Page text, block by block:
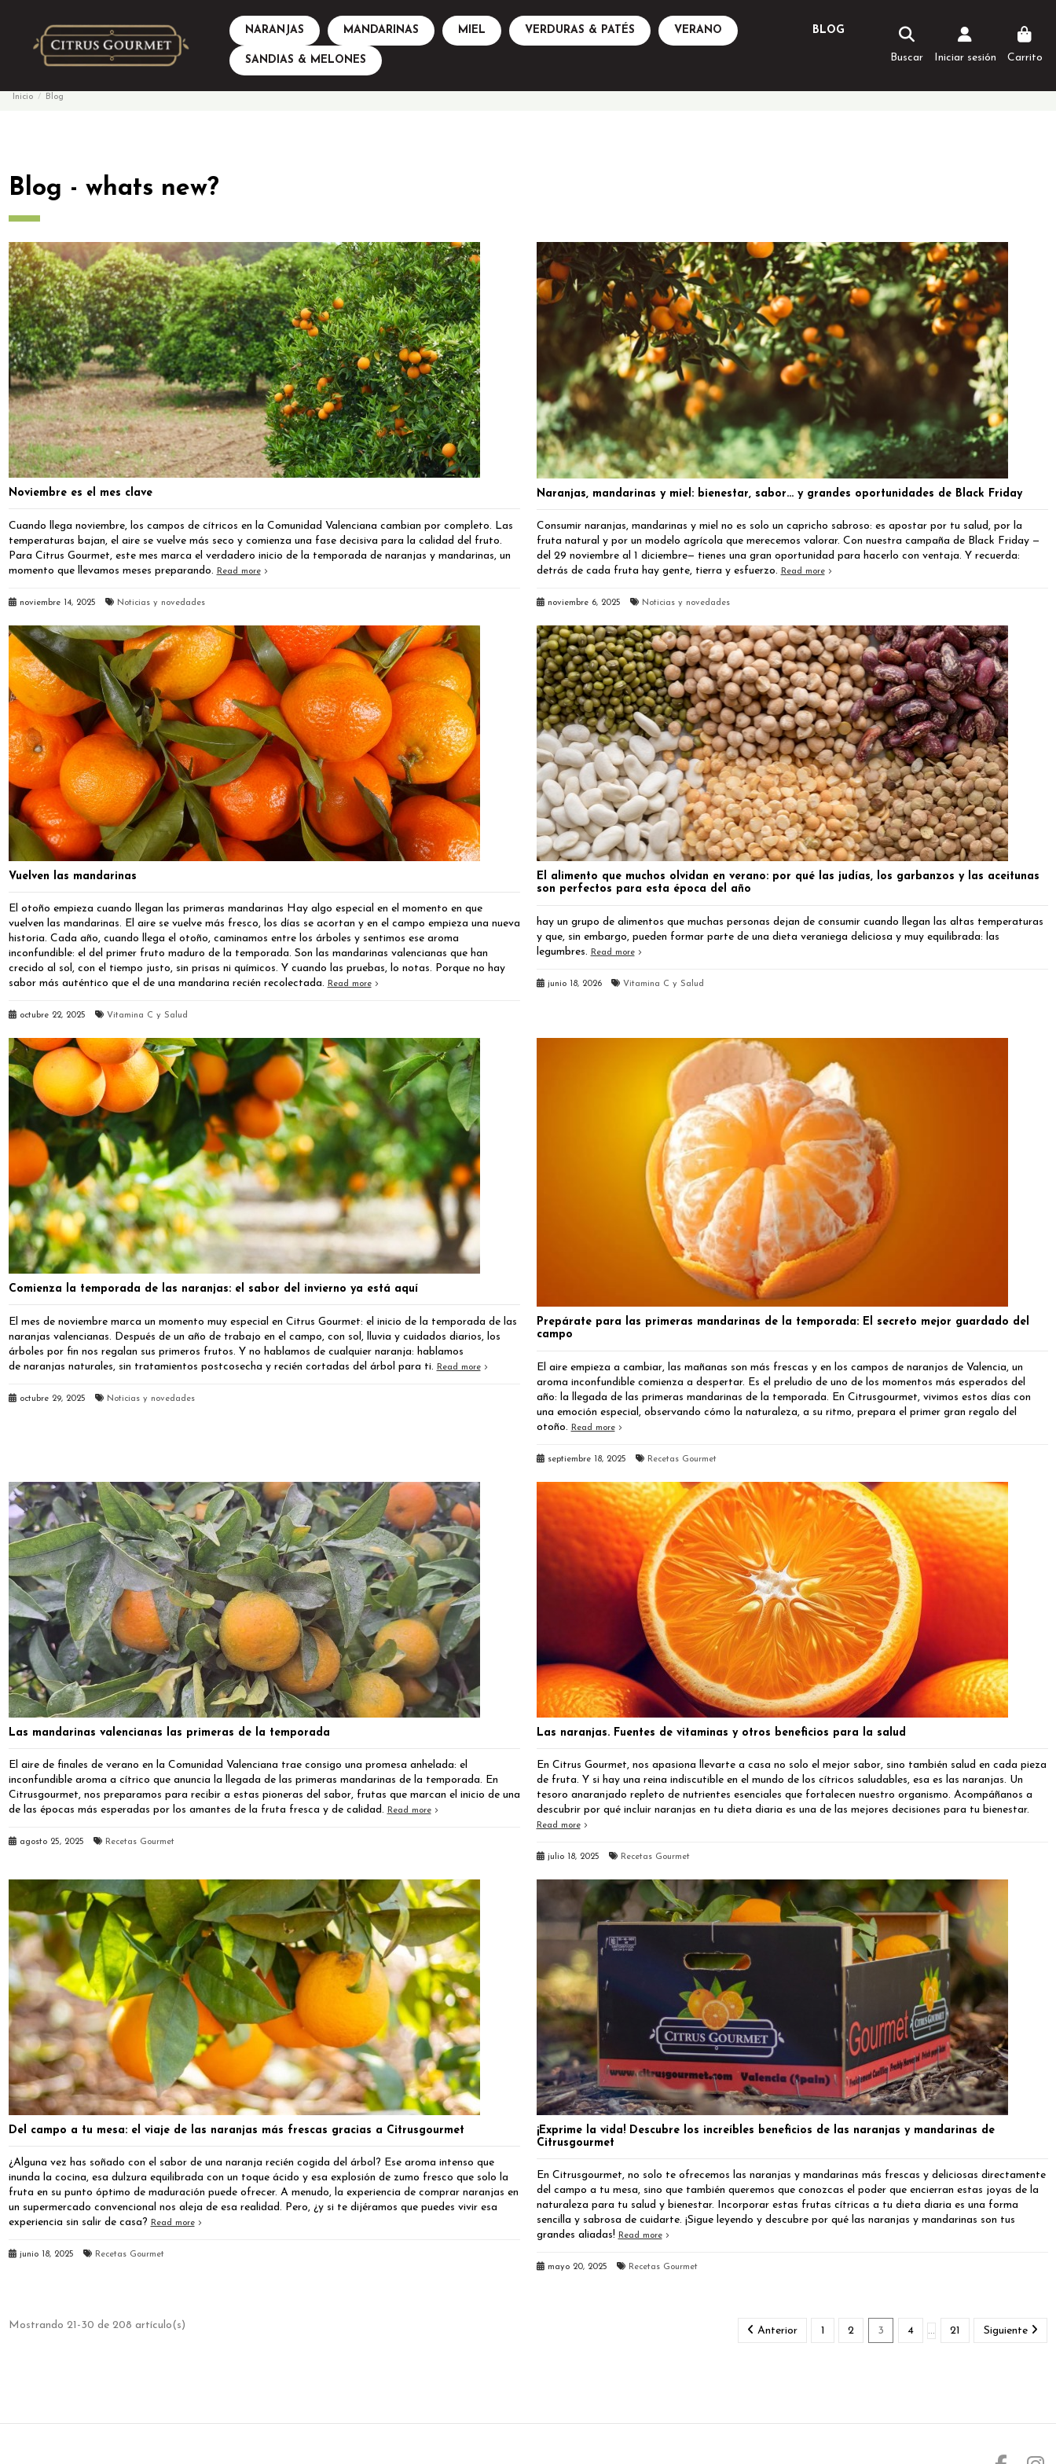
NARANJAS MANDARINAS MIEL BLOG
VERDURAS & PATÉS VERANO
SANDIAS & MELONES Buscar Iniciar sesión Carrito
Inicio Blog
Blog - whats new?
Noviembre es el mes clave
Cuando llega noviembre, los campos de cítricos en la Comunidad Valenciana cambian por completo. Las
temperaturas bajan, el aire se vuelve más seco y comienza una fase decisiva para la calidad del fruto.
Para Citrus Gourmet, este mes marca el verdadero inicio de la temporada de naranjas y mandarinas, un
momento que llevamos meses preparando.
Read more
noviembre 14, 2025 Noticias y novedades
Naranjas, mandarinas y miel: bienestar, sabor… y grandes oportunidades de Black Friday
Consumir naranjas, mandarinas y miel no es solo un capricho sabroso: es apostar por tu salud, por la
fruta natural y por un modelo agrícola que merecemos valorar. Con nuestra campaña de Black Friday —
del 29 noviembre al 1 diciembre— tienes una gran oportunidad para hacerlo con ventaja. Y recuerda:
detrás de cada fruta hay gente, tierra y esfuerzo.
Read more
noviembre 6, 2025 Noticias y novedades
Vuelven las mandarinas
El otoño empieza cuando llegan las primeras mandarinas Hay algo especial en el momento en que
vuelven las mandarinas. El aire se vuelve más fresco, los días se acortan y en el campo empieza una nueva
historia. Cada año, cuando llega el otoño, caminamos entre los árboles y sentimos ese aroma
inconfundible: el del primer fruto maduro de la temporada. Son las mandarinas valencianas que han
crecido al sol, con el tiempo justo, sin prisas ni químicos. Y cuando las pruebas, lo notas. Porque no hay
sabor más auténtico que el de una mandarina recién recolectada. Read more
octubre 22, 2025 Vitamina C y Salud
El alimento que muchos olvidan en verano: por qué las judías, los garbanzos y las aceitunas
son perfectos para esta época del año
hay un grupo de alimentos que muchas personas dejan de consumir cuando llegan las altas temperaturas
y que, sin embargo, pueden formar parte de una dieta veraniega deliciosa y muy equilibrada: las
legumbres.
Read more
junio 18, 2026 Vitamina C y Salud
Comienza la temporada de las naranjas: el sabor del invierno ya está aquí
El mes de noviembre marca un momento muy especial en Citrus Gourmet: el inicio de la temporada de las
naranjas valencianas. Después de un año de trabajo en el campo, con sol, lluvia y cuidados diarios, los
árboles por fin nos regalan sus primeros frutos. Y no hablamos de cualquier naranja: hablamos
de naranjas naturales, sin tratamientos postcosecha y recién cortadas del árbol para ti.
Read more
octubre 29, 2025 Noticias y novedades
Prepárate para las primeras mandarinas de la temporada: El secreto mejor guardado del
campo
El aire empieza a cambiar, las mañanas son más frescas y en los campos de naranjos de Valencia, un
aroma inconfundible comienza a despertar. Es el preludio de uno de los momentos más esperados del
año: la llegada de las primeras mandarinas de la temporada. En Citrusgourmet, vivimos estos días con
una emoción especial, observando cómo la naturaleza, a su ritmo, prepara el primer gran regalo del
otoño.
Read more
septiembre 18, 2025 Recetas Gourmet
Las mandarinas valencianas las primeras de la temporada
El aire de finales de verano en la Comunidad Valenciana trae consigo una promesa anhelada: el
inconfundible aroma a cítrico que anuncia la llegada de las primeras mandarinas de la temporada. En
Citrusgourmet, nos preparamos para recibir a estas pioneras del sabor, frutas que marcan el inicio de una
de las épocas más esperadas por los amantes de la fruta fresca y de calidad.
Read more
agosto 25, 2025 Recetas Gourmet
Las naranjas. Fuentes de vitaminas y otros beneficios para la salud
En Citrus Gourmet, nos apasiona llevarte a casa no solo el mejor sabor, sino también salud en cada pieza
de fruta. Y si hay una reina indiscutible en el mundo de los cítricos saludables, esa es las naranjas. Un
tesoro anaranjado repleto de nutrientes esenciales que fortalecen nuestro organismo. Acompáñanos a
descubrir por qué incluir naranjas en tu dieta diaria es una de las mejores decisiones para tu bienestar.
Read more
julio 18, 2025 Recetas Gourmet
Del campo a tu mesa: el viaje de las naranjas más frescas gracias a Citrusgourmet
¿Alguna vez has soñado con el sabor de una naranja recién cogida del árbol? Ese aroma intenso que
inunda la cocina, esa dulzura equilibrada con un toque ácido y esa explosión de zumo fresco que solo la
fruta en su punto óptimo de maduración puede ofrecer. A menudo, la experiencia de comprar naranjas en
un supermercado convencional nos aleja de esa realidad. Pero, ¿y si te dijéramos que puedes vivir esa
experiencia sin salir de casa? Read more
junio 18, 2025 Recetas Gourmet
¡Exprime la vida! Descubre los increíbles beneficios de las naranjas y mandarinas de
Citrusgourmet
En Citrusgourmet, no solo te ofrecemos las naranjas y mandarinas más frescas y deliciosas directamente
del campo a tu mesa, sino que también queremos que conozcas el poder que encierran estas joyas de la
naturaleza para tu salud y bienestar. Incorporar estas frutas cítricas a tu dieta diaria es una forma
sencilla y sabrosa de cuidarte. ¡Sigue leyendo y descubre por qué las naranjas y mandarinas son tus
grandes aliadas! Read more
mayo 20, 2025 Recetas Gourmet
Mostrando 21-30 de 208 artículo(s) Anterior 1 2 3 4 … 21 Siguiente